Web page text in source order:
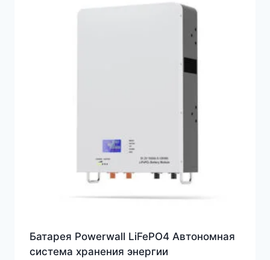
Батарея Powerwall LiFePO4 Автономная
система хранения энергии